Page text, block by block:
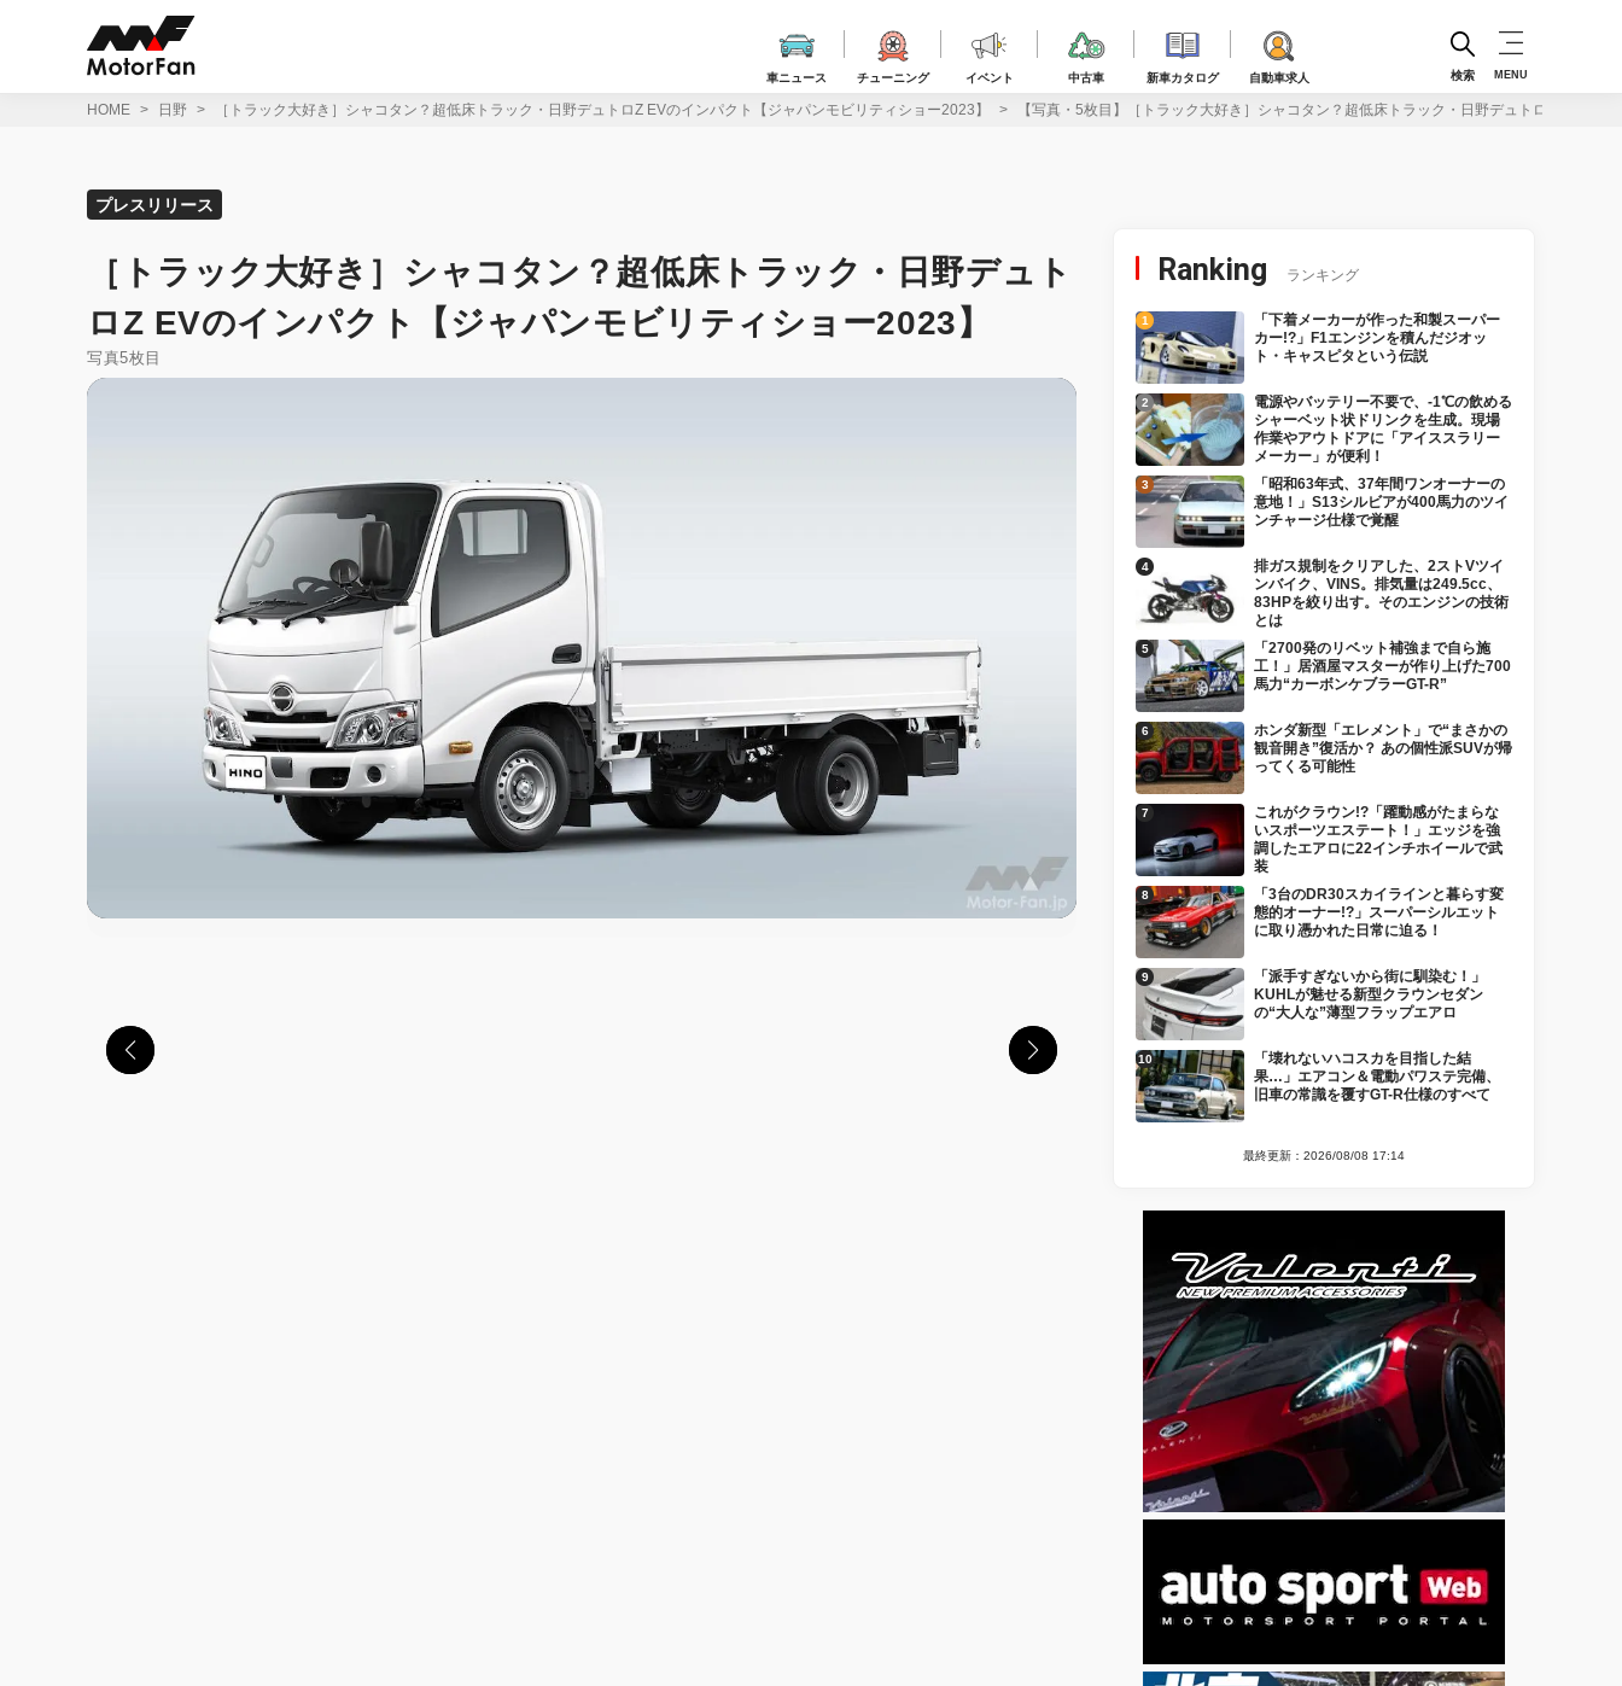
車ニュース チューニング イベント 中古車 新車カタログ 自動車求人 検索 MENU
HOME 日野 ［トラック大好き］シャコタン？超低床トラック・日野デュトロZ EVのインパクト【ジャパンモビリティショー2023】 【写真・5枚目】［トラック大好き］シャコタン？超低床トラック・日野デュトロZ EVのイ
プレスリリース
［トラック大好き］シャコタン？超低床トラック・日野デュト
ロZ EVのインパクト【ジャパンモビリティショー2023】
写真5枚目
Ranking ランキング
「下着メーカーが作った和製スーパー
カー!?」F1エンジンを積んだジオッ
ト・キャスピタという伝説
電源やバッテリー不要で、-1℃の飲める
シャーベット状ドリンクを生成。現場
作業やアウトドアに「アイススラリー
メーカー」が便利！
「昭和63年式、37年間ワンオーナーの
意地！」S13シルビアが400馬力のツイ
ンチャージ仕様で覚醒
排ガス規制をクリアした、2ストVツイ
ンバイク、VINS。排気量は249.5cc、
83HPを絞り出す。そのエンジンの技術
とは
「2700発のリベット補強まで自ら施
工！」居酒屋マスターが作り上げた700
馬力“カーボンケブラーGT-R”
ホンダ新型「エレメント」で“まさかの
観音開き”復活か？ あの個性派SUVが帰
ってくる可能性
これがクラウン!?「躍動感がたまらな
いスポーツエステート！」エッジを強
調したエアロに22インチホイールで武
装
「3台のDR30スカイラインと暮らす変
態的オーナー!?」スーパーシルエット
に取り憑かれた日常に迫る！
「派手すぎないから街に馴染む！」
KUHLが魅せる新型クラウンセダン
の“大人な”薄型フラップエアロ
「壊れないハコスカを目指した結
果…」エアコン＆電動パワステ完備、
旧車の常識を覆すGT-R仕様のすべて
最終更新：2026/08/08 17:14